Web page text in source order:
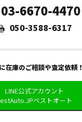
03-6670-4470
050-3588-6317
在庫のご相談や査定依頼！
LINE公式アカウント
ベストオート